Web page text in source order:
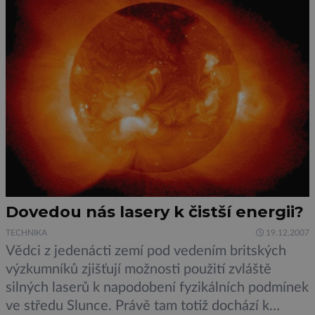
kteří jim přikládají […]
Dovedou nás lasery k čistší energii?
TECHNIKA 19.12.2007
Vědci z jedenácti zemí pod vedením britských
výzkumníků zjišťují možnosti použití zvláště
silných laserů k napodobení fyzikálních podmínek
ve středu Slunce. Právě tam totiž dochází k